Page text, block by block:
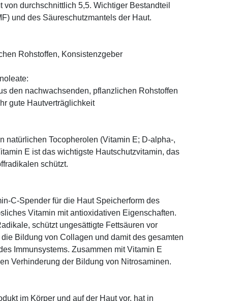
durchschnittlich 5,5. Wichtiger Bestandteil
und des Säureschutzmantels der Haut.
Rohstoffen, Konsistenzgeber
den nachwachsenden, pflanzlichen Rohstoffen
gute Hautverträglichkeit
natürlichen Tocopherolen (Vitamin E; D-alpha-,
E ist das wichtigste Hautschutzvitamin, das
schützt.
C-Spender für die Haut Speicherform des
Vitamin mit antioxidativen Eigenschaften.
schützt ungesättigte Fettsäuren vor
Bildung von Collagen und damit des gesamten
Immunsystems. Zusammen mit Vitamin E
Verhinderung der Bildung von Nitrosaminen.
im Körper und auf der Haut vor, hat in